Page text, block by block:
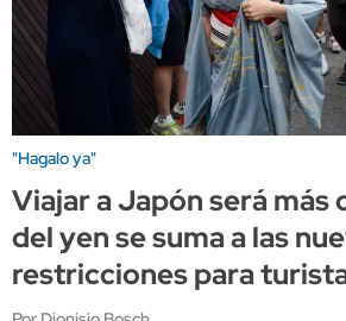
"Hagalo ya"
Viajar a Japón será más
del yen se suma a las
restricciones para